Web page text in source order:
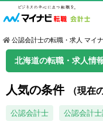
公認会計士の転職・求人 マイ
北海道の転職・求人情
人気の条件 （現在
公認会計士 公認会計